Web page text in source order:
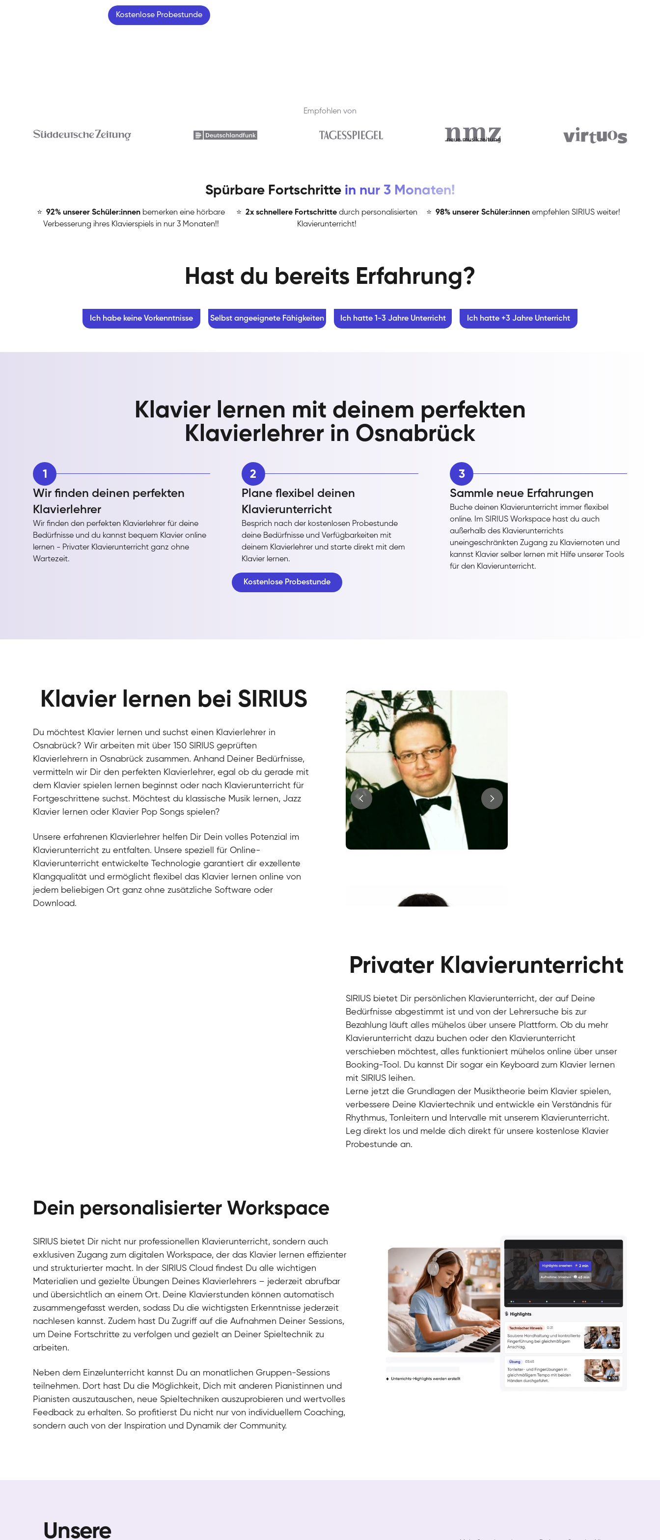
Kostenlose Probestunde
Empfohlen von
Spürbare Fortschritte in nur 3 Monaten!
⭐ ️92% unserer Schüler:innen bemerken eine hörbare
Verbesserung ihres Klavierspiels in nur 3 Monaten!!
⭐ ️2x schnellere Fortschritte durch personalisierten
Klavierunterricht!
⭐ 98% unserer Schüler:innen empfehlen SIRIUS weiter!
Hast du bereits Erfahrung?
Ich habe keine Vorkenntnisse Selbst angeeignete Fähigkeiten Ich hatte 1-3 Jahre Unterricht Ich hatte +3 Jahre Unterricht
Klavier lernen mit deinem perfekten
Klavierlehrer in Osnabrück
1
Wir finden deinen perfekten
Klavierlehrer
Wir finden den perfekten Klavierlehrer für deine
Bedürfnisse und du kannst bequem Klavier online
lernen - Privater Klavierunterricht ganz ohne
Wartezeit.
2
Plane flexibel deinen
Klavierunterricht
Besprich nach der kostenlosen Probestunde
deine Bedürfnisse und Verfügbarkeiten mit
deinem Klavierlehrer und starte direkt mit dem
Klavier lernen.
3
Sammle neue Erfahrungen
Buche deinen Klavierunterricht immer flexibel
online. Im SIRIUS Workspace hast du auch
außerhalb des Klavierunterrichts
uneingeschränkten Zugang zu Klaviernoten und
kannst Klavier selber lernen mit Hilfe unserer Tools
für den Klavierunterricht.
Kostenlose Probestunde
Klavier lernen bei SIRIUS
Du möchtest Klavier lernen und suchst einen Klavierlehrer in
Osnabrück? Wir arbeiten mit über 150 SIRIUS geprüften
Klavierlehrern in Osnabrück zusammen. Anhand Deiner Bedürfnisse,
vermitteln wir Dir den perfekten Klavierlehrer, egal ob du gerade mit
dem Klavier spielen lernen beginnst oder nach Klavierunterricht für
Fortgeschrittene suchst. Möchtest du klassische Musik lernen, Jazz
Klavier lernen oder Klavier Pop Songs spielen?
Unsere erfahrenen Klavierlehrer helfen Dir Dein volles Potenzial im
Klavierunterricht zu entfalten. Unsere speziell für Online-
Klavierunterricht entwickelte Technologie garantiert dir exzellente
Klangqualität und ermöglicht flexibel das Klavier lernen online von
jedem beliebigen Ort ganz ohne zusätzliche Software oder
Download.
Klavier / Piano / Flügel
Klavier / Piano / Flügel
Charlotte
Klavier / Piano / Flügel
Klavier / Piano / Flügel
Klavier / Piano / Flügel
Klavier / Piano / Flügel
Klavier / Piano / Flügel
Klavier / Piano / Flügel
Klavier / Piano / Flügel
Privater Klavierunterricht
SIRIUS bietet Dir persönlichen Klavierunterricht, der auf Deine
Bedürfnisse abgestimmt ist und von der Lehrersuche bis zur
Bezahlung läuft alles mühelos über unsere Plattform. Ob du mehr
Klavierunterricht dazu buchen oder den Klavierunterricht
verschieben möchtest, alles funktioniert mühelos online über unser
Booking-Tool. Du kannst Dir sogar ein Keyboard zum Klavier lernen
mit SIRIUS leihen.
Lerne jetzt die Grundlagen der Musiktheorie beim Klavier spielen,
verbessere Deine Klaviertechnik und entwickle ein Verständnis für
Rhythmus, Tonleitern und Intervalle mit unserem Klavierunterricht.
Leg direkt los und melde dich direkt für unsere kostenlose Klavier
Probestunde an.
Dein personalisierter Workspace
SIRIUS bietet Dir nicht nur professionellen Klavierunterricht, sondern auch
exklusiven Zugang zum digitalen Workspace, der das Klavier lernen effizienter
und strukturierter macht. In der SIRIUS Cloud findest Du alle wichtigen
Materialien und gezielte Übungen Deines Klavierlehrers – jederzeit abrufbar
und übersichtlich an einem Ort. Deine Klavierstunden können automatisch
zusammengefasst werden, sodass Du die wichtigsten Erkenntnisse jederzeit
nachlesen kannst. Zudem hast Du Zugriff auf die Aufnahmen Deiner Sessions,
um Deine Fortschritte zu verfolgen und gezielt an Deiner Spieltechnik zu
arbeiten.
Neben dem Einzelunterricht kannst Du an monatlichen Gruppen-Sessions
teilnehmen. Dort hast Du die Möglichkeit, Dich mit anderen Pianistinnen und
Pianisten auszutauschen, neue Spieltechniken auszuprobieren und wertvolles
Feedback zu erhalten. So profitierst Du nicht nur von individuellem Coaching,
sondern auch von der Inspiration und Dynamik der Community.
Unsere